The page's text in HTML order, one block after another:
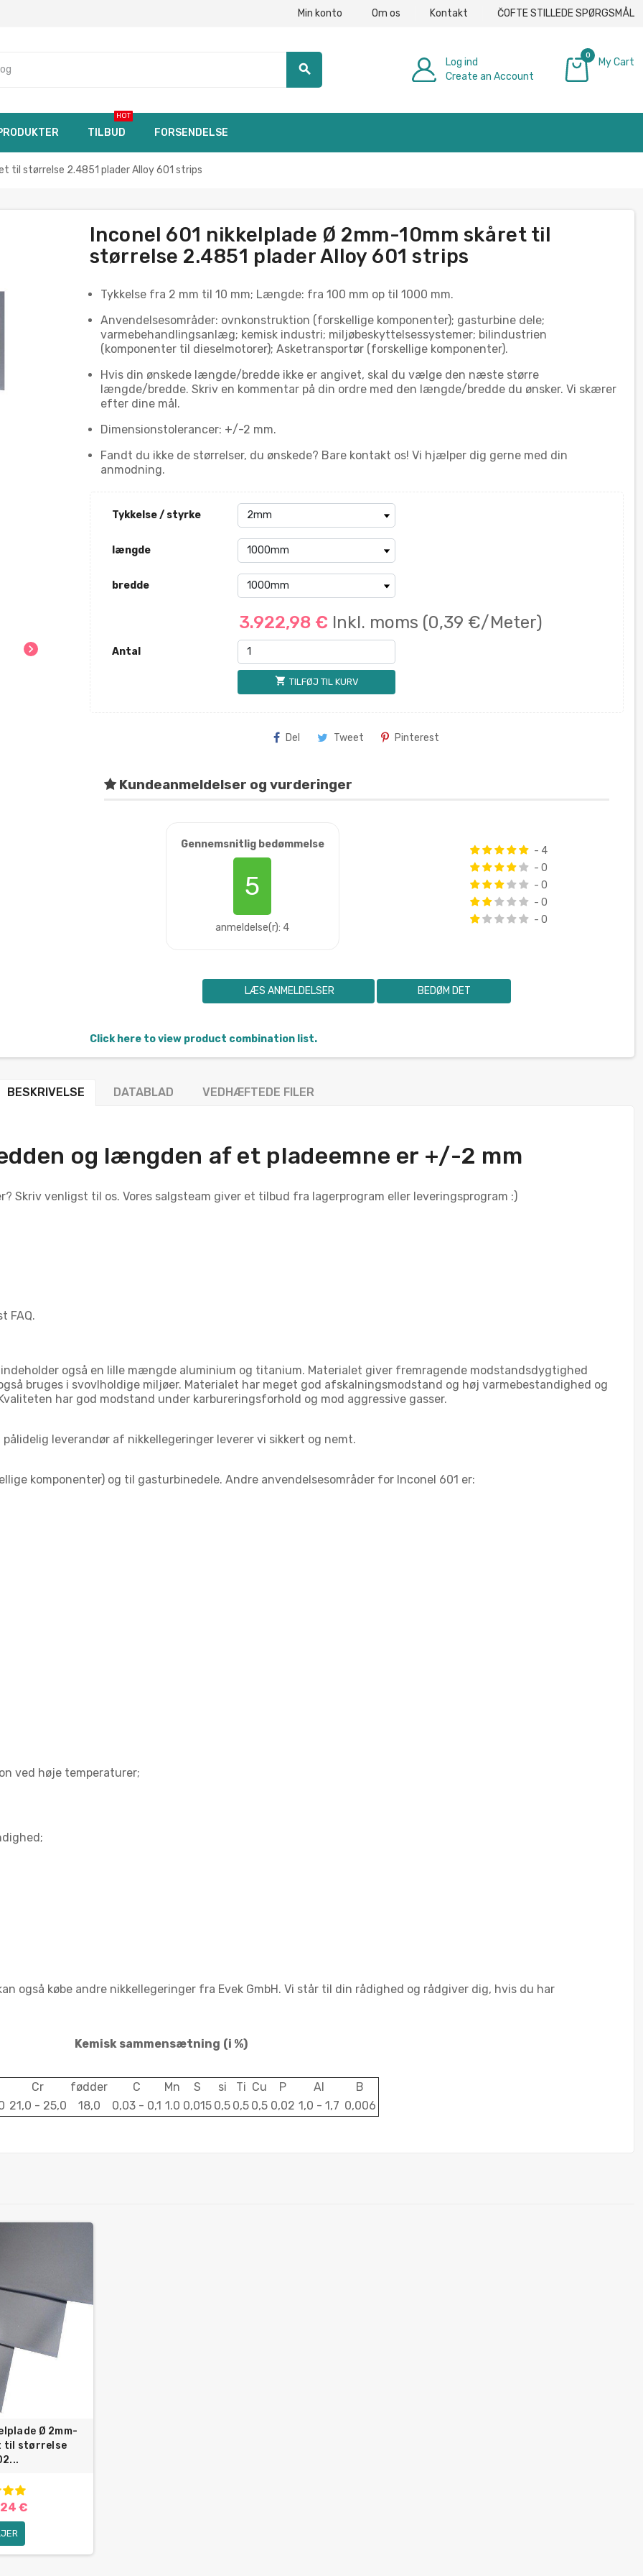
Min konto Om os Kontakt ČOFTE STILLEDE SPØRGSMÅL
search
Log ind
Create an Account
0
My Cart
TILBUD
HOT
FORSENDELSE
til størrelse 2.4851 plader Alloy 601 strips
chevron_right
Inconel 601 nikkelplade Ø 2mm-10mm skåret til
størrelse 2.4851 plader Alloy 601 strips
Tykkelse fra 2 mm til 10 mm; Længde: fra 100 mm op til 1000 mm.
Anvendelsesområder: ovnkonstruktion (forskellige komponenter); gasturbine dele;
varmebehandlingsanlæg; kemisk industri; miljøbeskyttelsessystemer; bilindustrien
(komponenter til dieselmotorer); Asketransportør (forskellige komponenter).
Hvis din ønskede længde/bredde ikke er angivet, skal du vælge den næste større
længde/bredde. Skriv en kommentar på din ordre med den længde/bredde du ønsker. Vi skærer
efter dine mål.
Dimensionstolerancer: +/-2 mm.
Fandt du ikke de størrelser, du ønskede? Bare kontakt os! Vi hjælper dig gerne med din
anmodning.
Tykkelse / styrke
længde
bredde
3.922,98 € Inkl. moms (0,39 €/Meter)
Antal
shopping_cart TILFØJ TIL KURV
Del Tweet Pinterest
Kundeanmeldelser og vurderinger
Gennemsnitlig bedømmelse
5
anmeldelse(r): 4
- 4
- 0
- 0
- 0
- 0
LÆS ANMELDELSER BEDØM DET
Click here to view product combination list.
BESKRIVELSE DATABLAD VEDHÆFTEDE FILER
og længden af et pladeemne er +/-2 mm
Skriv venligst til os. Vores salgsteam giver et tilbud fra lagerprogram eller leveringsprogram :)
FAQ.
også en lille mængde aluminium og titanium. Materialet giver fremragende modstandsdygtighed
bruges i svovlholdige miljøer. Materialet har meget god afskalningsmodstand og høj varmebestandighed og
har god modstand under karbureringsforhold og mod aggressive gasser.
leverandør af nikkellegeringer leverer vi sikkert og nemt.
komponenter) og til gasturbinedele. Andre anvendelsesområder for Inconel 601 er:
ved høje temperaturer;
også købe andre nikkellegeringer fra Evek GmbH. Vi står til din rådighed og rådgiver dig, hvis du har
Kemisk sammensætning (i %)
Cr fødder C Mn S si Ti Cu P Al
B
21,0 - 25,0 18,0 0,03 - 0,1 1.0 0,015 0,5 0,5 0,5 0,02 1,0 - 1,7 0,006
Ø 2mm-
til størrelse
€